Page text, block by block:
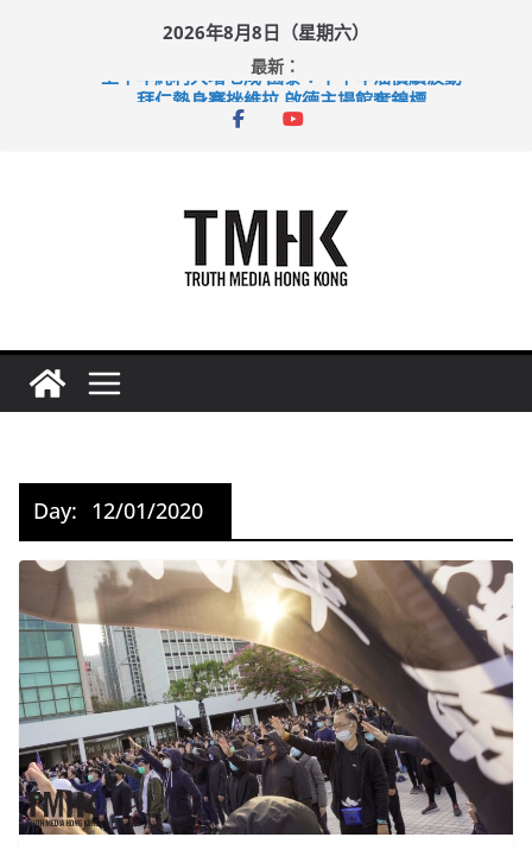
2026年8月8日（星期六）
最新：
上半年純利大增七成 國泰：下半年油價續波動
拜仁熱身賽挫維拉 啟德主場館奪錦標
性罪行修例獲九成支持 鄧炳強：爭取今屆任期內完成立法
Day: 12/01/2020